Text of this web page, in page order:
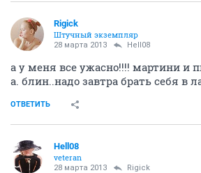
Rigick
Штучный экземпляр
28 марта 2013 Hell08
а у меня все ужасно!!!! мартини и
а. блин..надо завтра брать себя в
ОТВЕТИТЬ
Hell08
veteran
28 марта 2013 Rigick